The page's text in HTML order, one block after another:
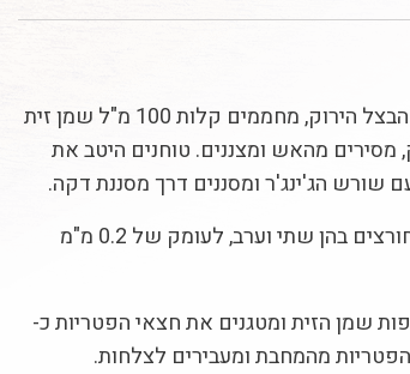
הירוק, מחממים קלות100 מ"ל שמן זית
מסירים מהאש ומצננים. טוחנים היטב את
שורש הג'ינג'ר ומסננים דרך מסננת דקה.
בהן שתי וערב, לעומק של 0.2 מ"מ
שמן הזית ומטגנים את חצאי הפטריות כ-
מהמחבת ומעבירים לצלחות.